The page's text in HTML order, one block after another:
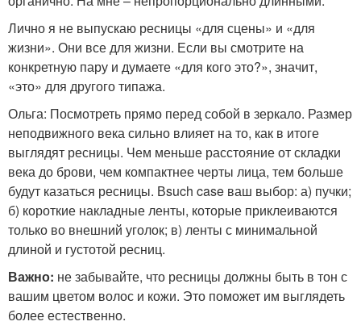
Лично я не выпускаю ресницы «для сцены» и «для
жизни». Они все для жизни. Если вы смотрите на
конкретную пару и думаете «для кого это?», значит,
«это» для другого типажа.
Ольга: Посмотреть прямо перед собой в зеркало. Размер
неподвижного века сильно влияет на то, как в итоге
выглядят ресницы. Чем меньше расстояние от складки
века до брови, чем компактнее черты лица, тем больше
будут казаться ресницы. Вsuch case ваш выбор: а) пучки;
б) короткие накладные ленты, которые приклеиваются
только во внешний уголок; в) ленты с минимальной
длиной и густотой ресниц.
Важно: не забывайте, что ресницы должны быть в тон с
вашим цветом волос и кожи. Это поможет им выглядеть
более естественно.